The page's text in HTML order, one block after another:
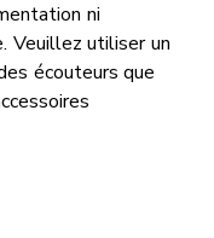
ni
Veuillez utiliser un
écouteurs que